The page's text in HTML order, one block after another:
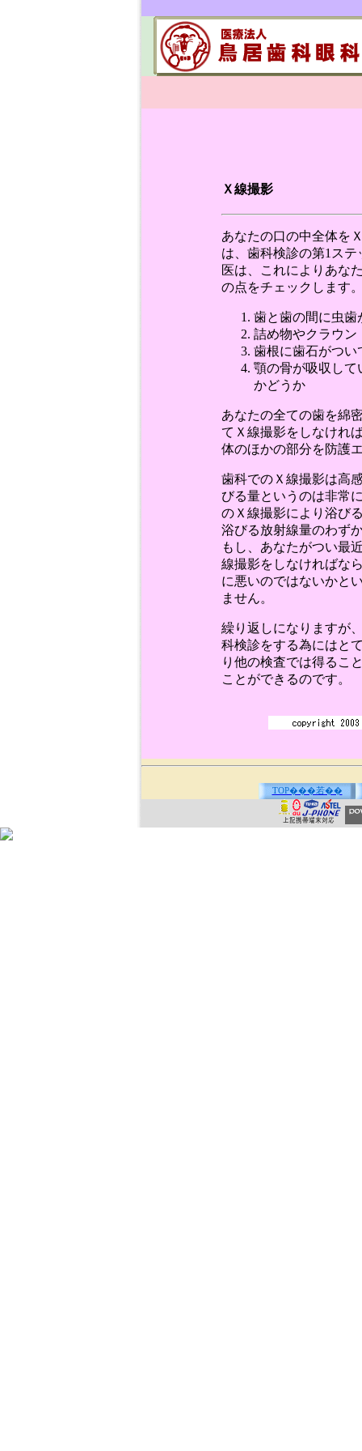
Ｘ線撮影
あなたの口の中全体を
は、歯科検診の第1ス
医は、これによりあな
の点をチェックします
歯と歯の間に虫歯
詰め物やクラウン
歯根に歯石がつい
顎の骨が吸収して
かどうか
あなたの全ての歯を綿
てＸ線撮影をしなけれ
体のほかの部分を防護
歯科でのＸ線撮影は高
びる量というのは非常
のＸ線撮影により浴び
浴びる放射線量のわず
もし、あなたがつい最
線撮影をしなければな
に悪いのではないかと
ません。
繰り返しになりますが
科検診をする為にはと
り他の検査では得るこ
ことができるのです。
TOP���若��